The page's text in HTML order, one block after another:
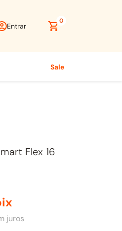
Entrar
0
sale
Flex 16
juros